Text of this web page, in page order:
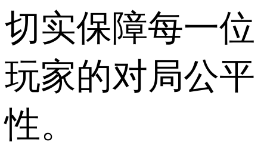
切实保障每一位
玩家的对局公平
性。